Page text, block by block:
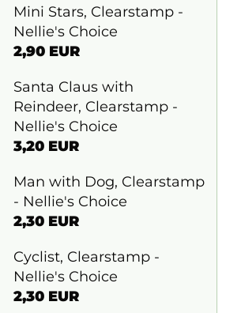
Mini Stars, Clearstamp -
Nellie's Choice
2,90 EUR
Santa Claus with
Reindeer, Clearstamp -
Nellie's Choice
3,20 EUR
Man with Dog, Clearstamp
- Nellie's Choice
2,30 EUR
Cyclist, Clearstamp -
Nellie's Choice
2,30 EUR